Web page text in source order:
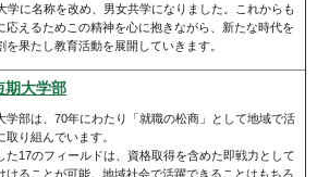
学に名称を改め、男女共学になりました。これからも
応えるためこの精神を心に抱きながら、新たな時代を
を果たし教育活動を展開していきます。
期大学部
学部は、70年にわたり「就職の松商」として地域で活
り組んでいます。
た17のフィールドは、資格取得を含めた即戦力として
けることが可能。地域社会で活躍できることはもちろ